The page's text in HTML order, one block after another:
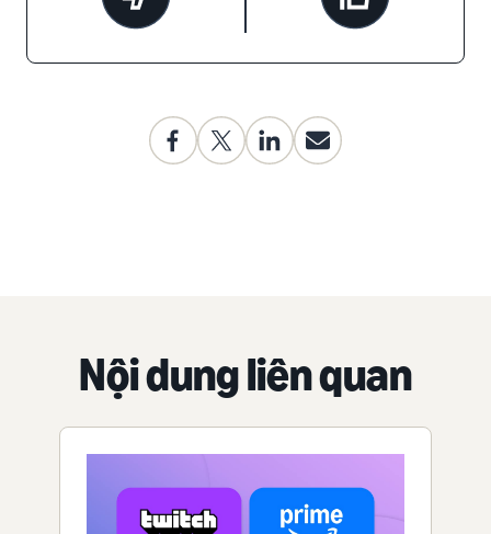
Nội dung liên quan